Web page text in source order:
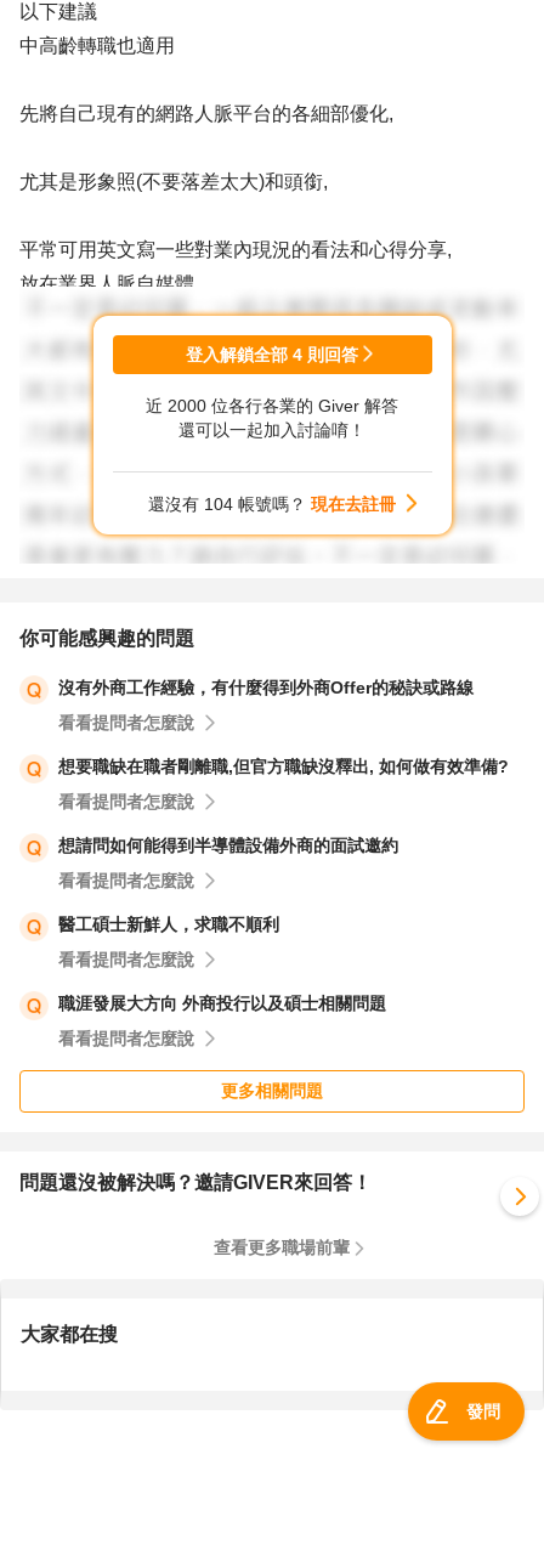
以下建議
中高齡轉職也適用
先將自己現有的網路人脈平台的各細部優化,
尤其是形象照(不要落差太大)和頭銜,
平常可用英文寫一些對業內現況的看法和心得分享,
放在業界人脈自媒體,
將以前工作的具體功績打成文件 當自己的備忘錄 ,
仔細檢視自己足以拿來應徵外商的競爭力和即戰力有哪些?
登入解鎖全部 4 則回答
近 2000 位各行各業的 Giver 解答
還可以一起加入討論唷！
還沒有 104 帳號嗎？ 現在去註冊
你可能感興趣的問題
沒有外商工作經驗，有什麼得到外商Offer的秘訣或路線
看看提問者怎麼說
想要職缺在職者剛離職,但官方職缺沒釋出, 如何做有效準備?
看看提問者怎麼說
想請問如何能得到半導體設備外商的面試邀約
看看提問者怎麼說
醫工碩士新鮮人，求職不順利
看看提問者怎麼說
職涯發展大方向 外商投行以及碩士相關問題
看看提問者怎麼說
更多相關問題
問題還沒被解決嗎？邀請GIVER來回答！
查看更多職場前輩
大家都在搜
發問